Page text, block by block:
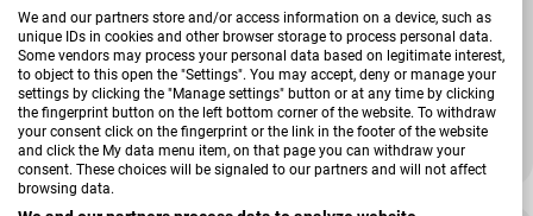
We and our partners store and/or access information on a device, such as
unique IDs in cookies and other browser storage to process personal data.
Some vendors may process your personal data based on legitimate interest,
to object to this open the "Settings". You may accept, deny or manage your
settings by clicking the "Manage settings" button or at any time by clicking
the fingerprint button on the left bottom corner of the website. To withdraw
your consent click on the fingerprint or the link in the footer of the website
and click the My data menu item, on that page you can withdraw your
consent. These choices will be signaled to our partners and will not affect
browsing data.
Handtuch Vienna Style Supersoft
Verkäufer:
Vossen
+ Weitere Varianten
Verkaufspreis
14,99 €
Regulärer Preis
15,99 €